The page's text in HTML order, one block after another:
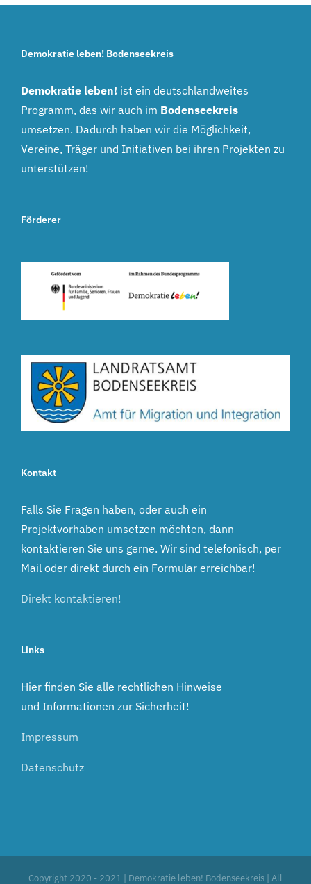
Demokratie leben! Bodenseekreis
Demokratie leben! ist ein deutschlandweites
Programm, das wir auch im Bodenseekreis
umsetzen. Dadurch haben wir die Möglichkeit,
Vereine, Träger und Initiativen bei ihren Projekten zu
unterstützen!
Förderer
Kontakt
Falls Sie Fragen haben, oder auch ein
Projektvorhaben umsetzen möchten, dann
kontaktieren Sie uns gerne. Wir sind telefonisch, per
Mail oder direkt durch ein Formular erreichbar!
Direkt kontaktieren!
Links
Hier finden Sie alle rechtlichen Hinweise
und Informationen zur Sicherheit!
Impressum
Datenschutz
Copyright 2020 - 2021 | Demokratie leben! Bodenseekreis | All